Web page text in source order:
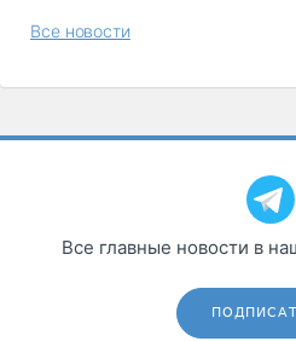
Все новости
Все главные новости в